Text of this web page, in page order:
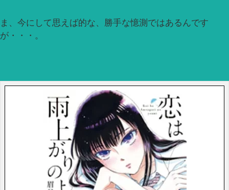
ま、今にして思えば的な、勝手な憶測ではあるんです
が・・・。